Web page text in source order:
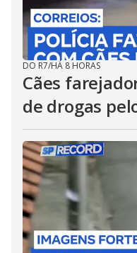
DO R7/HÁ 8 HORAS
Cães
de drogas